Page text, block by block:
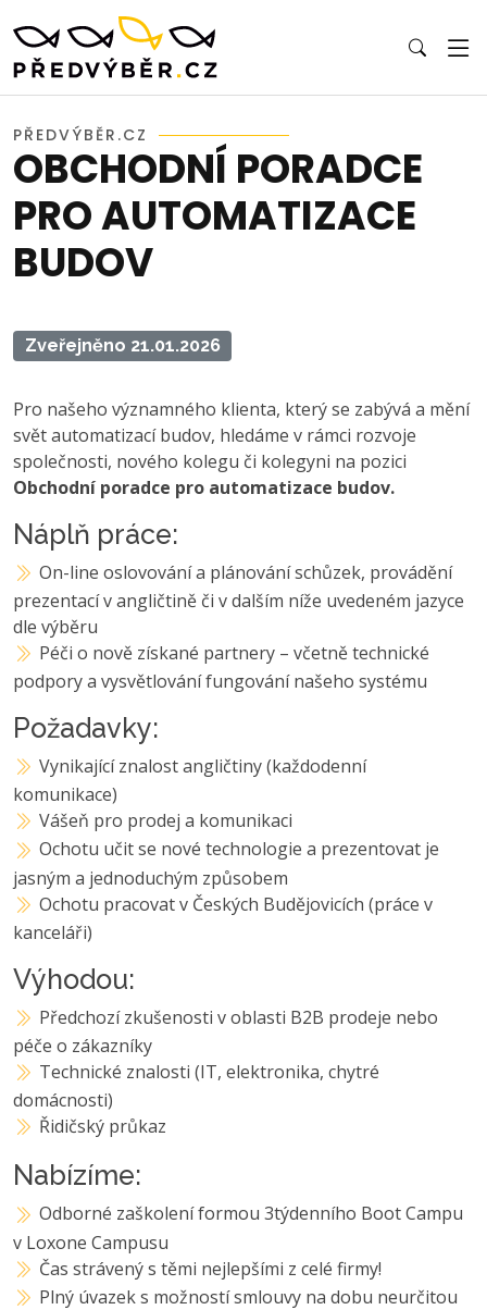
PŘEDVÝBĚR.CZ
OBCHODNÍ PORADCE
PRO AUTOMATIZACE
BUDOV
Zveřejněno 21.01.2026
Pro našeho významného klienta, který se zabývá a mění
svět automatizací budov, hledáme v rámci rozvoje
společnosti, nového kolegu či kolegyni na pozici
Obchodní poradce pro automatizace budov.
Náplň práce:
On-line oslovování a plánování schůzek, provádění
prezentací v angličtině či v dalším níže uvedeném jazyce
dle výběru
Péči o nově získané partnery – včetně technické
podpory a vysvětlování fungování našeho systému
Požadavky:
Vynikající znalost angličtiny (každodenní
komunikace)
Vášeň pro prodej a komunikaci
Ochotu učit se nové technologie a prezentovat je
jasným a jednoduchým způsobem
Ochotu pracovat v Českých Budějovicích (práce v
kanceláři)
Výhodou:
Předchozí zkušenosti v oblasti B2B prodeje nebo
péče o zákazníky
Technické znalosti (IT, elektronika, chytré
domácnosti)
Řidičský průkaz
Nabízíme:
Odborné zaškolení formou 3týdenního Boot Campu
v Loxone Campusu
Čas strávený s těmi nejlepšími z celé firmy!
Plný úvazek s možností smlouvy na dobu neurčitou